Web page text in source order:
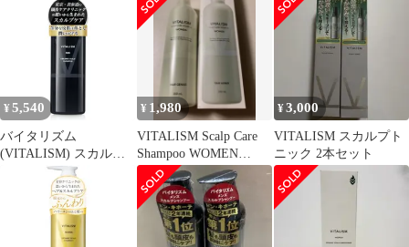
＆トニック
¥ 5,540
バイタリズム
(VITALISM) スカルプ
シャンプー メンズ 【専
門家の知見をもとに開
発／根元ふんわりハ
リ・コシ感】 頭皮ケア
ノンシリコン 日本製 |
¥ 1,980
VITALISM Scalp Care
Shampoo WOMEN
350mL
¥3,000
VITALISM スカルプト
ニック 2本セット